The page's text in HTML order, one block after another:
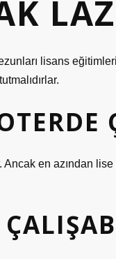
lisans
en azından